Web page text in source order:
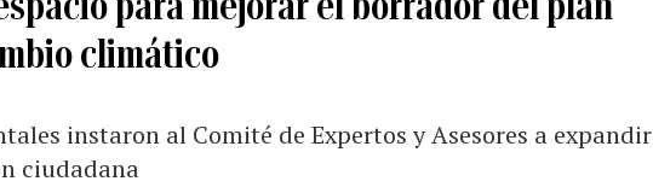
climático
instaron al Comité de Expertos y Asesores a expandir
ciudadana